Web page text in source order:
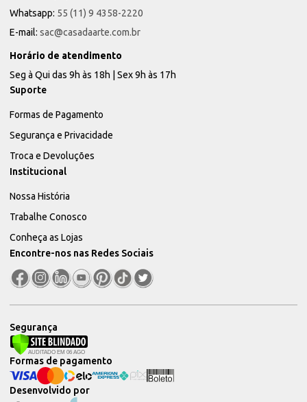
Whatsapp: 55 (11) 9 4358-2220
E-mail: sac@casadaarte.com.br
Horário de atendimento
Seg à Qui das 9h às 18h | Sex 9h às 17h
Suporte
Formas de Pagamento
Segurança e Privacidade
Troca e Devoluções
Institucional
Nossa História
Trabalhe Conosco
Conheça as Lojas
Encontre-nos nas Redes Sociais
Segurança
Desenvolvido por
Formas de pagamento